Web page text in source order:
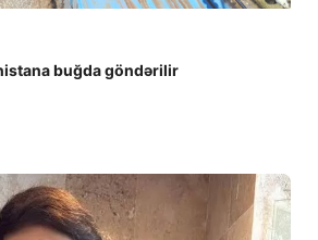
buğda göndərilir